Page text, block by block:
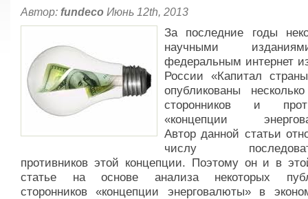
Автор: fundeco Июнь 12th, 2013
За последние годы
научными
федеральным интернет
России «Капитал
опубликованы
сторонников и
«концепции
Автор данной статьи
числу
противников этой концепции. Поэтому он и в
статье на основе анализа некоторых
сторонников «концепции энерговалюты» в